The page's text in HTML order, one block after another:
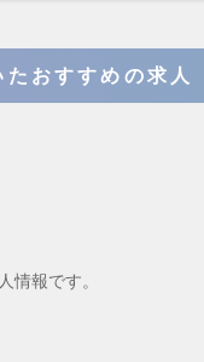
おすすめの求人
情報です。